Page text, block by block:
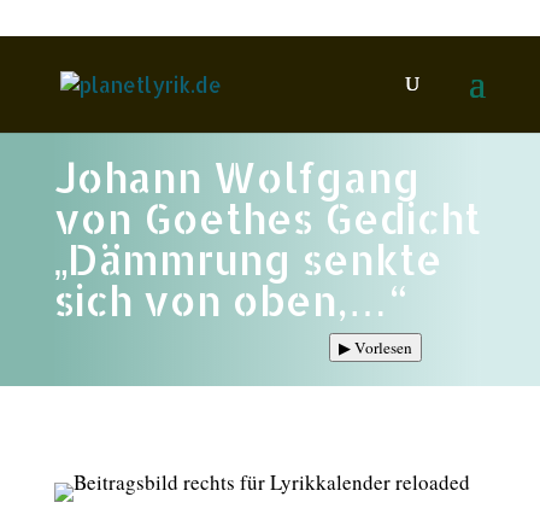
Johann Wolfgang
von Goethes Gedicht
„Dämmrung senkte
sich von oben,…“
▶Vorlesen